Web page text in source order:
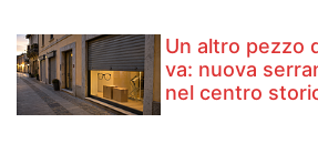
Un altro pezzo
va: nuova
nel centro